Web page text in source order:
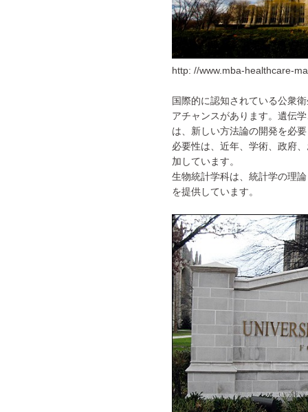
http: //www.mba-healthcare-
国際的に認知されている公衆
アチャンスがあります。遺伝
は、新しい方法論の開発を必
必要性は、近年、学術、政府
加しています。
生物統計学科は、統計学の理
を提供しています。